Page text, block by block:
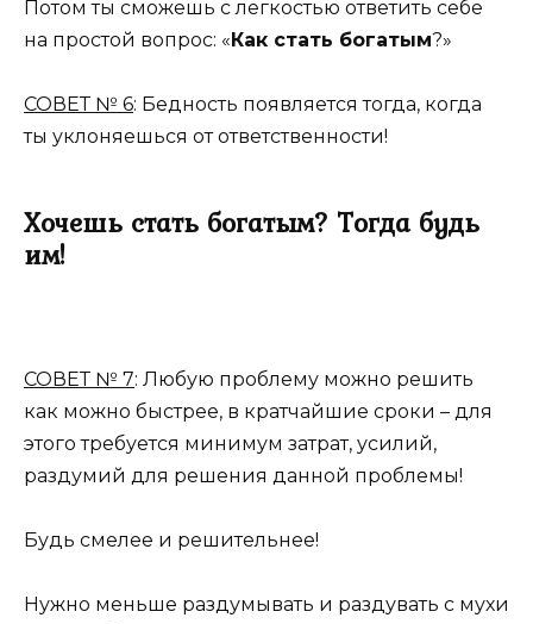
Потом ты сможешь с легкостью ответить себе
на простой вопрос: «Как стать богатым?»
СОВЕТ № 6: Бедность появляется тогда, когда
ты уклоняешься от ответственности!
Хочешь стать богатым? Тогда будь
им!
СОВЕТ № 7: Любую проблему можно решить
как можно быстрее, в кратчайшие сроки – для
этого требуется минимум затрат, усилий,
раздумий для решения данной проблемы!
Будь смелее и решительнее!
Нужно меньше раздумывать и раздувать с мухи